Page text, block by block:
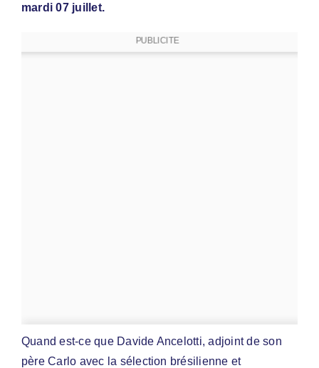
mardi 07 juillet.
PUBLICITE
Quand est-ce que Davide Ancelotti, adjoint de son
père Carlo avec la sélection brésilienne et